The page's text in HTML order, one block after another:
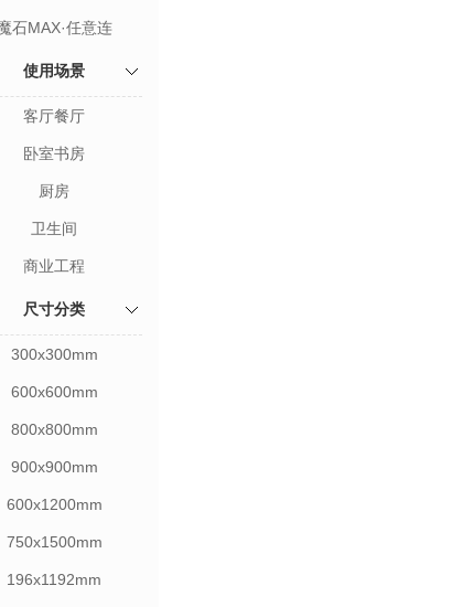
石MAX·任意连
使用场景
客厅餐厅
卧室书房
厨房
卫生间
商业工程
尺寸分类
300x300mm
600x600mm
800x800mm
900x900mm
600x1200mm
750x1500mm
196x1192mm